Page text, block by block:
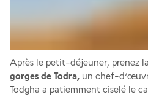
gorges de Todra, un chef-
Todgha a patiemment ciselé le